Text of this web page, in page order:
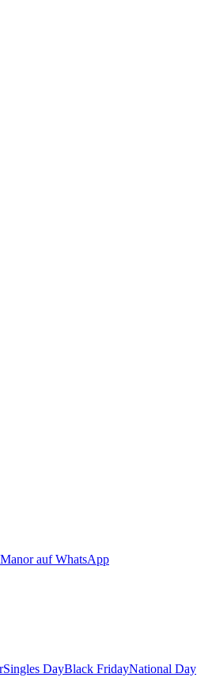
Manor auf WhatsApp
Singles DayBlack FridayNational Day